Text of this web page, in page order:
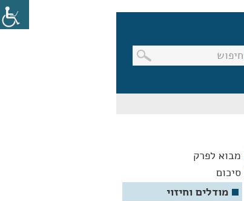
מבוא לפרק
סיכום
מודלים וחיזוי